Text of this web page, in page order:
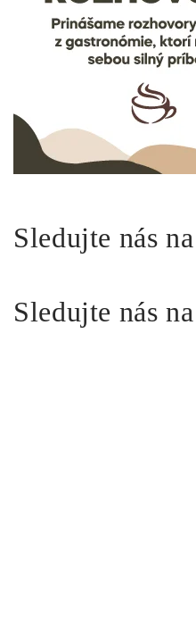
Sledujte nás
Sledujte nás